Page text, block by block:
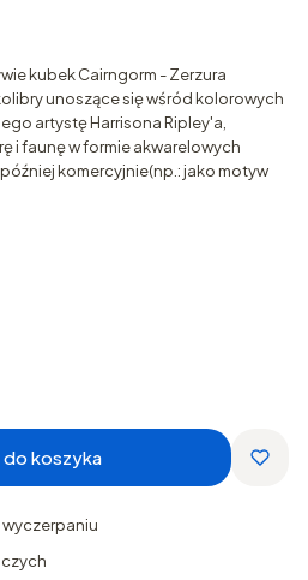
kubek Cairngorm - Zerzura
unoszące się wśród kolorowych
artystę Harrisona Ripley'a,
i faunę w formie akwarelowych
komercyjnie(np.: jako motyw
koszyka
wyczerpaniu